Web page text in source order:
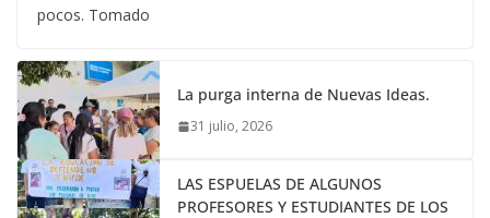
pocos. Tomado
La purga interna de Nuevas Ideas.
31 julio, 2026
LAS ESPUELAS DE ALGUNOS
PROFESORES Y ESTUDIANTES DE LOS